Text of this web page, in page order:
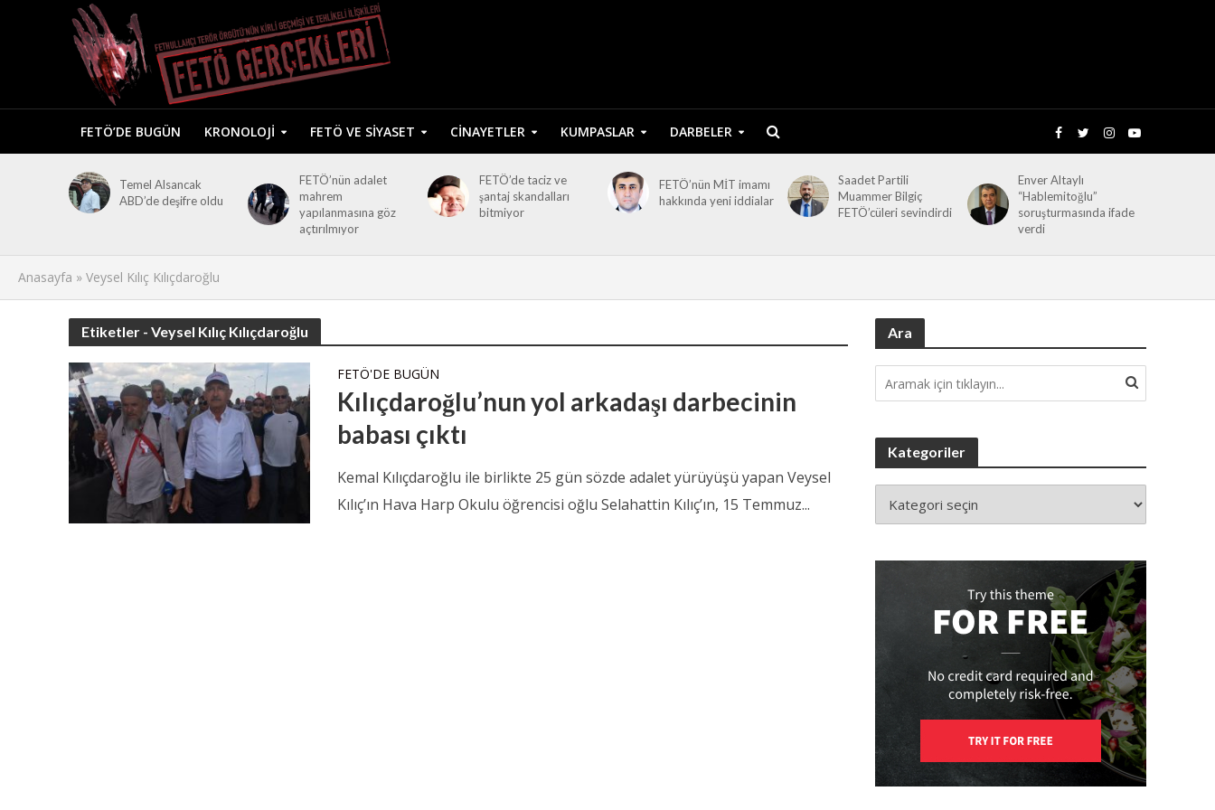
FETÖ’DE BUGÜN KRONOLOJI FETÖ VE SIYASET CINAYETLER KUMPASLAR DARBELER
Temel Alsancak
ABD’de deşifre oldu
FETÖ’nün adalet
mahrem
yapılanmasına göz
açtırılmıyor
FETÖ’de taciz ve
şantaj skandalları
bitmiyor
FETÖ’nün MİT imamı
hakkında yeni iddialar
Saadet Partili
Muammer Bilgiç
FETÖ’cüleri sevindirdi
Enver Altaylı
“Hablemitoğlu”
soruşturmasında ifade
verdi
Anasayfa » Veysel Kılıç Kılıçdaroğlu
Etiketler - Veysel Kılıç Kılıçdaroğlu
FETÖ'DE BUGÜN
Kılıçdaroğlu’nun yol arkadaşı darbecinin
babası çıktı
Kemal Kılıçdaroğlu ile birlikte 25 gün sözde adalet yürüyüşü yapan Veysel
Kılıç’ın Hava Harp Okulu öğrencisi oğlu Selahattin Kılıç’ın, 15 Temmuz...
Ara
Kategoriler